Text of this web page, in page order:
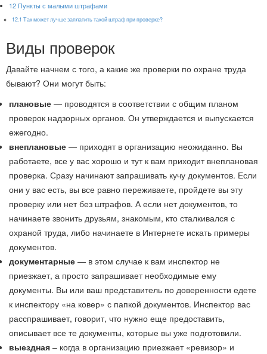
12 Пункты с малыми штрафами
12.1 Так может лучше заплатить такой штраф при проверке?
Виды проверок
Давайте начнем с того, а какие же проверки по охране труда
бывают? Они могут быть:
плановые — проводятся в соответствии с общим планом
проверок надзорных органов. Он утверждается и выпускается
ежегодно.
внеплановые — приходят в организацию неожиданно. Вы
работаете, все у вас хорошо и тут к вам приходит внеплановая
проверка. Сразу начинают запрашивать кучу документов. Если
они у вас есть, вы все равно переживаете, пройдете вы эту
проверку или нет без штрафов. А если нет документов, то
начинаете звонить друзьям, знакомым, кто сталкивался с
охраной труда, либо начинаете в Интернете искать примеры
документов.
документарные — в этом случае к вам инспектор не
приезжает, а просто запрашивает необходимые ему
документы. Вы или ваш представитель по доверенности едете
к инспектору «на ковер» с папкой документов. Инспектор вас
расспрашивает, говорит, что нужно еще предоставить,
описывает все те документы, которые вы уже подготовили.
выездная – когда в организацию приезжает «ревизор» и